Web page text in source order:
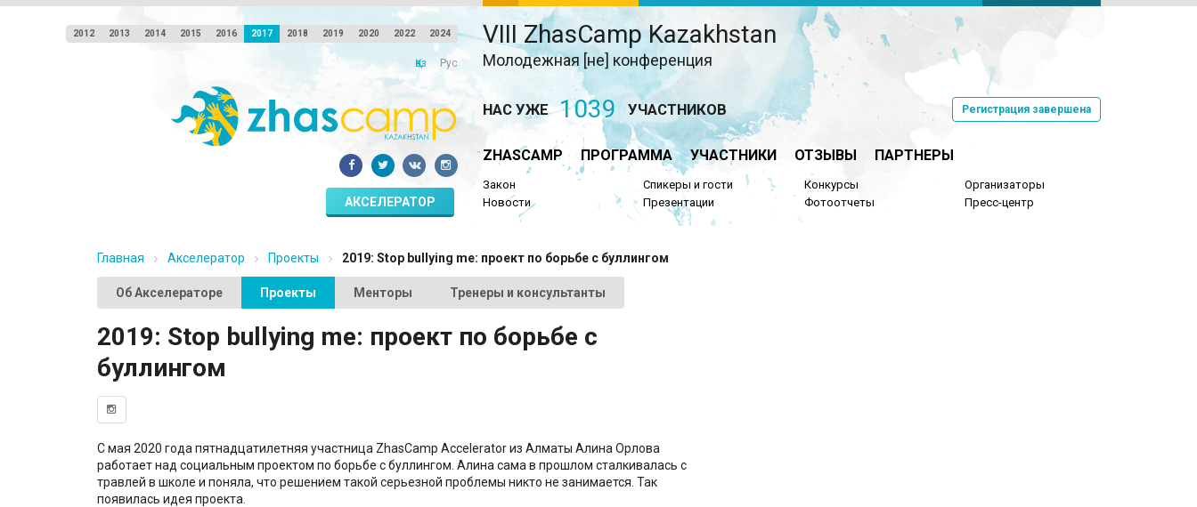
2012 2013 2014 2015 2016 2017 2018 2019 2020 2022 2024
Қаз Рус
VIII ZhasCamp Kazakhstan
Молодежная [не] конференция
АКСЕЛЕРАТОР
НАС УЖЕ 1039 УЧАСТНИКОВ Регистрация завершена
ZHASCAMP ПРОГРАММА УЧАСТНИКИ ОТЗЫВЫ ПАРТНЕРЫ
Закон
Новости
Спикеры и гости
Презентации
Конкурсы
Фотоотчеты
Организаторы
Пресс-центр
Главная Акселератор Проекты 2019: Stop bullying me: проект по борьбе с буллингом
Об Акселераторе Проекты Менторы Тренеры и консультанты
2019: Stop bullying me: проект по борьбе с
буллингом
С мая 2020 года пятнадцатилетняя участница ZhasCamp Accelerator из Алматы Алина Орлова
работает над социальным проектом по борьбе с буллингом. Алина сама в прошлом сталкивалась с
травлей в школе и поняла, что решением такой серьезной проблемы никто не занимается. Так
появилась идея проекта.